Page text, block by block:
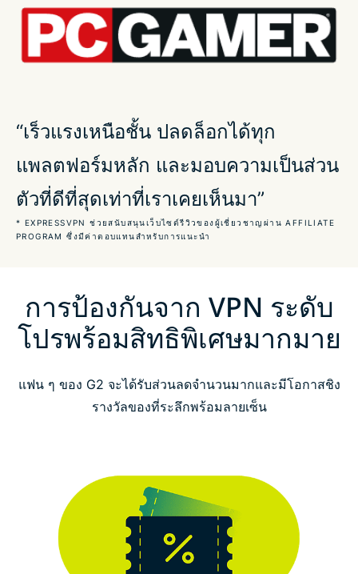
ตั้งค่า VPN G2 ของคุณสำหรับการเล่นแบบแข่งขัน
ExpressVPN ใช้งานร่วมกับเกมโปรดทุกเกมของคุณได้
ประสิทธิภาพที่เชื่อถือได้สำหรับการซ้อมแข่งและลงแรงค์
ใช้งานได้อย่างมีความเสถียรภายใต้ความกดดันของการ
แข่งจริง
การป้องกันในระดับที่ G2 ไว้วางใจ
ExpressVPN ใช้งานเข้ากันได้กับ :
คำถามที่พบบ่อยเกี่ยวกับ VPN G2 ที่ดีที่สุด
ExpressVPN สำหรับ G2 : ลองใช้อย่างไม่มีความเสี่ยง
“เร็วแรงเหนือชั้น ปลดล็อกได้ทุก
แพลตฟอร์มหลัก และมอบความเป็นส่วน
ตัวที่ดีที่สุดเท่าที่เราเคยเห็นมา”
* EXPRESSVPN ช่วยสนับสนุนเว็บไซต์รีวิวของผู้เชี่ยวชาญผ่าน AFFILIATE
PROGRAM ซึ่งมีค่าตอบแทนสำหรับการแนะนำ
การป้องกันจาก VPN ระดับ
โปรพร้อมสิทธิพิเศษมากมาย
แฟน ๆ ของ G2 จะได้รับส่วนลดจำนวนมากและมีโอกาสชิง
รางวัลของที่ระลึกพร้อมลายเซ็น